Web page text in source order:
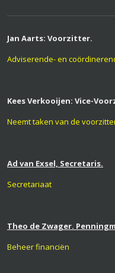
Jan Aarts: Voorzitter.
Adviserende- en
Kees Verkooijen: Vice-
Neemt taken van de
Ad van Exsel, Secretaris.
Secretariaat
Theo de Zwager.
Beheer financiën